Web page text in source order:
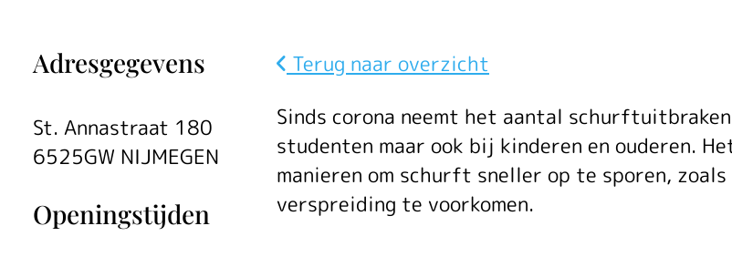
Terug naar overzicht
Schurft
Sinds corona neemt het aantal
studenten maar ook bij kinderen en ouderen.
manieren om schurft sneller op te sporen,
verspreiding te voorkomen.
Adresgegevens
St. Annastraat 180
6525GW NIJMEGEN
Openingstijden